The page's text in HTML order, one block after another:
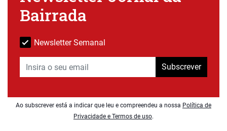
Bairrada
Newsletter Semanal
Subscrever
Ao subscrever está a indicar que leu e compreendeu a nossa Política de
Privacidade e Termos de uso.